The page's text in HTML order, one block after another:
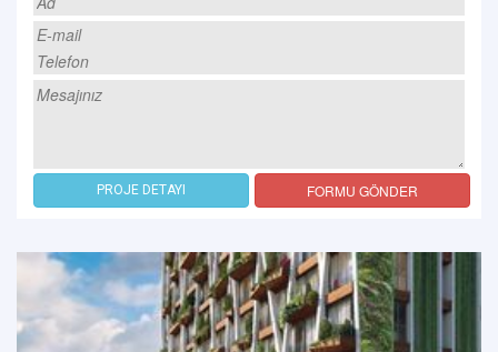
PROJE DETAYI FORMU GÖNDER